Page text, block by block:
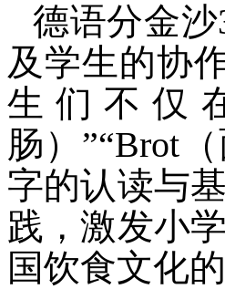
德语分金沙
及学生的协
生们不仅
肠）”“Brot
字的认读与
践，激发小
国饮食文化的